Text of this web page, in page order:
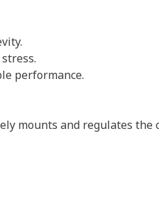
performance.
mounts and regulates